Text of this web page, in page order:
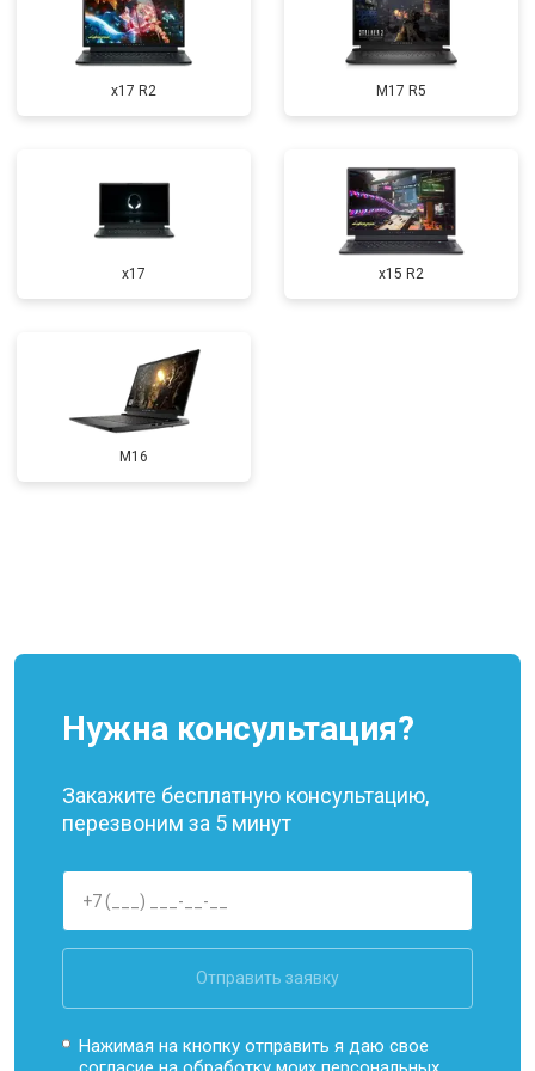
Замена оперативной памяти от 1100 ₽ Заказать
Прошивка BIOS от 1500 ₽ Заказать
Замена северного моста от 3500 ₽
x17 R2 M17 R5
x17 x15 R2
M16
Нужна консультация?
Закажите бесплатную консультацию,
перезвоним за 5 минут
Отправить заявку
Нажимая на кнопку отправить я даю свое